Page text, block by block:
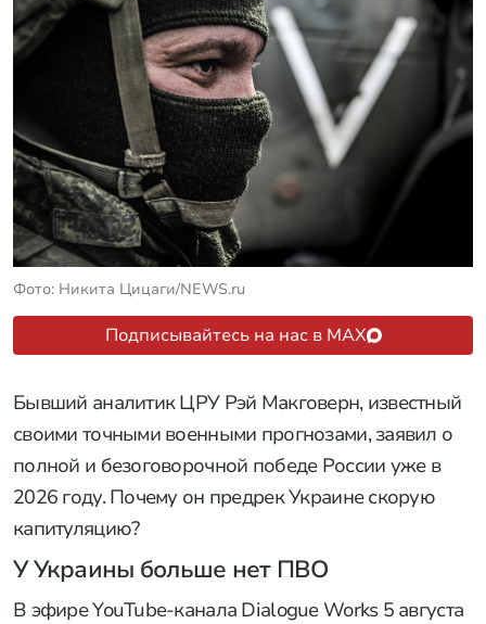
Фото: Никита Цицаги/NEWS.ru
Подписывайтесь на нас в MAX
Бывший аналитик ЦРУ Рэй Макговерн, известный
своими точными военными прогнозами, заявил о
полной и безоговорочной победе России уже в
2026 году. Почему он предрек Украине скорую
капитуляцию?
У Украины больше нет ПВО
В эфире YouTube-канала Dialogue Works 5 августа